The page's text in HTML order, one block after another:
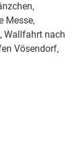
Messe,
Wallfahrt nach
Vösendorf,